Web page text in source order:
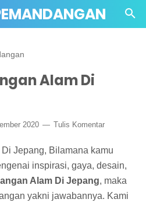
Alam Di
2020 Tulis Komentar
Jepang, Bilamana kamu
inspirasi, gaya, desain,
Alam Di Jepang, maka
yakni jawabannya. Kami